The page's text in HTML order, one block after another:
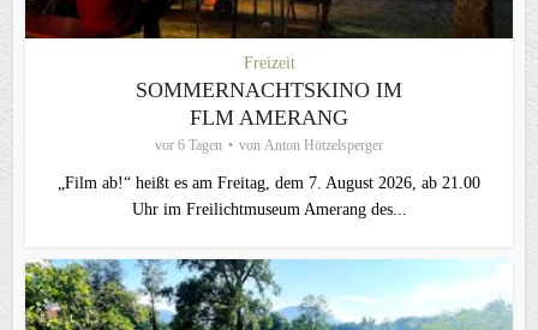
Freizeit
SOMMERNACHTSKINO IM
FLM AMERANG
vor 6 Tagen von Anton Hötzelsperger
„Film ab!“ heißt es am Freitag, dem 7. August 2026, ab 21.00
Uhr im Freilichtmuseum Amerang des...